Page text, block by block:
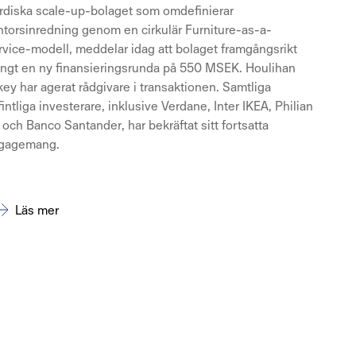
scale-up-bolaget som omdefinierar
genom en cirkulär Furniture-as-a-
modell, meddelar idag att bolaget framgångsrikt
en ny finansieringsrunda på 550 MSEK. Houlihan
har agerat rådgivare i transaktionen. Samtliga
investerare, inklusive Verdane, Inter IKEA, Philian
och Banco Santander, har bekräftat sitt fortsatta
Läs mer